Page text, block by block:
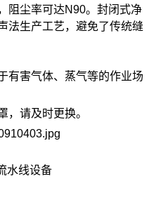
阻尘率可达N90。封闭式净
法生产工艺，避免了传统缝
有害气体、蒸气等的作业场
，请及时更换。
水线设备